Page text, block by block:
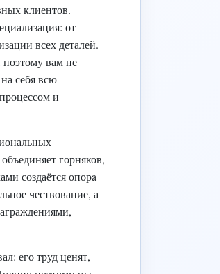
клиентов.
от
всех деталей.
вам не
себя всю
и
горняков,
создаётся опорa
чествование, а
его труд ценят,